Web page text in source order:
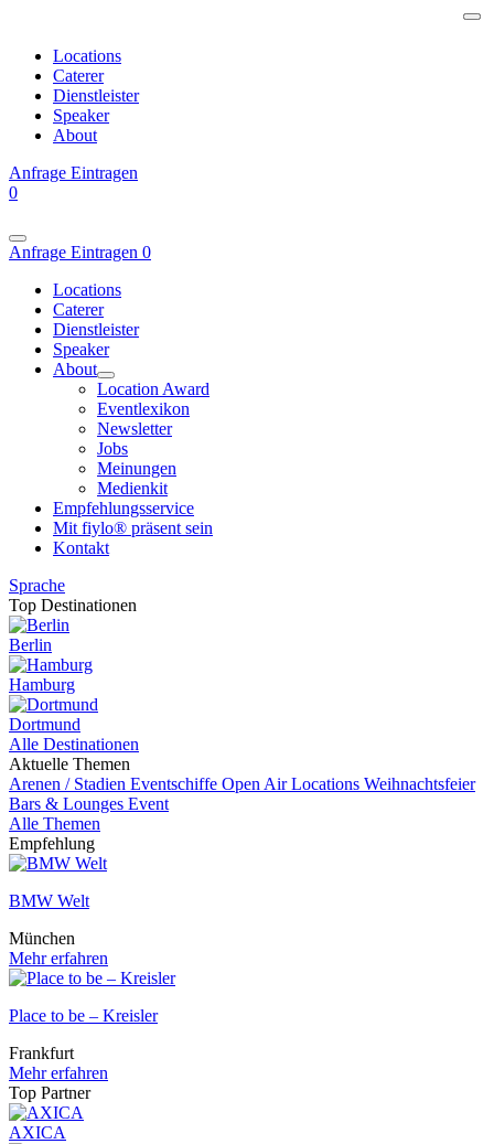
Locations
Caterer
Dienstleister
Speaker
About
Anfrage Eintragen
0
Anfrage Eintragen 0
Locations
Caterer
Dienstleister
Speaker
About
Location Award
Eventlexikon
Newsletter
Jobs
Meinungen
Medienkit
Empfehlungsservice
Mit fiylo® präsent sein
Kontakt
Sprache
Top Destinationen
Berlin
Hamburg
Dortmund
Alle Destinationen
Aktuelle Themen
Arenen / Stadien Eventschiffe Open Air Locations Weihnachtsfeier
Bars & Lounges Event
Alle Themen
Empfehlung
BMW Welt
München
Mehr erfahren
Place to be – Kreisler
Frankfurt
Mehr erfahren
Top Partner
AXICA